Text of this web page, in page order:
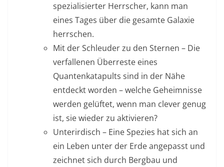
spezialisierter Herrscher, kann man
eines Tages über die gesamte Galaxie
herrschen.
Mit der Schleuder zu den Sternen – Die
verfallenen Überreste eines
Quantenkatapults sind in der Nähe
entdeckt worden – welche Geheimnisse
werden gelüftet, wenn man clever genug
ist, sie wieder zu aktivieren?
Unterirdisch – Eine Spezies hat sich an
ein Leben unter der Erde angepasst und
zeichnet sich durch Bergbau und